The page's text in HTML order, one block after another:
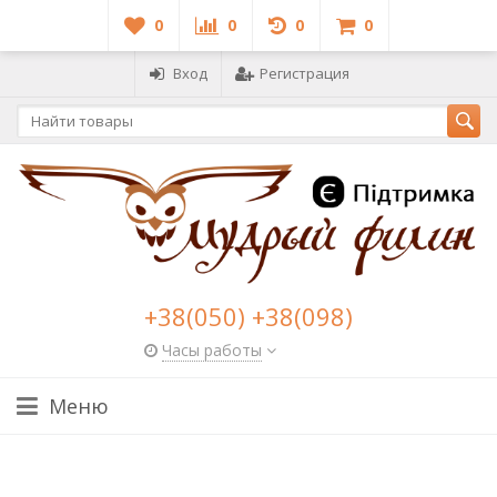
0 0 0 0
Вход Регистрация
+38(050) +38(098)
Часы работы
Меню